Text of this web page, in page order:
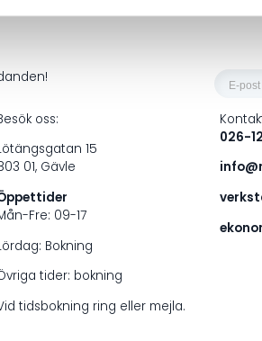
*
oss:
15
01, Gävle
Fre: 09-17
Bokning
tider: bokning
tidsbokning ring eller mejla.
026-